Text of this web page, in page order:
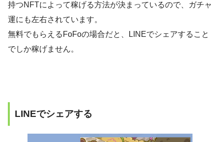
持つNFTによって稼げる方法が決まっているので、ガチャ
運にも左右されています。
無料でもらえるFoFoの場合だと、LINEでシェアすること
でしか稼げません。
LINEでシェアする